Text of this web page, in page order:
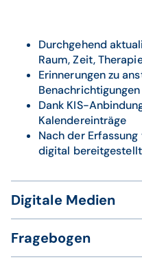
Durchgehend
Raum, Zeit,
Erinnerungen zu
Dank KIS-
Kalendereinträge
Nach der
digital
Digitale Medien
Bereitstellung von
Fragebogen